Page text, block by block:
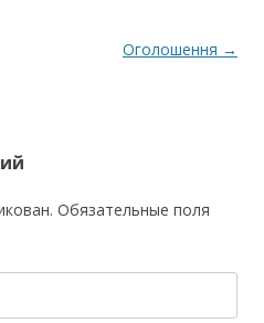
Оголошення →
Обязательные поля